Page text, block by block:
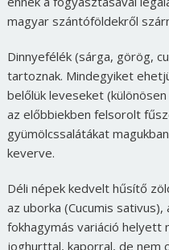
magyar szántóföldekről
Dinnyefélék (sárga, görög,
tartoznak. Mindegyiket
belőlük leveseket
az előbbiekben felsorolt
gyümölcssalátákat
keverve.
Déli népek kedvelt hűsítő
az uborka (Cucumis
fokhagymás variáció helyett
joghurttal, kaporral, de nem